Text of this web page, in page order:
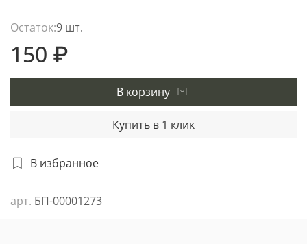
В избранное
арт. БП-00001273
Остаток:9 шт.
150 ₽
В корзину
Купить в 1 клик